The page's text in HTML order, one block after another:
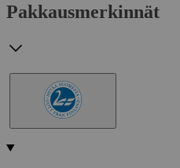
Pakkausmerkinnät